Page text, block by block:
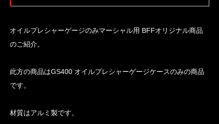
オイルプレシャーゲージのみマーシャル用 BFFオリジナル商品
のご紹介。
此方の商品はGS400 オイルプレシャーゲージケースのみの商品
です。
材質はアルミ製です。